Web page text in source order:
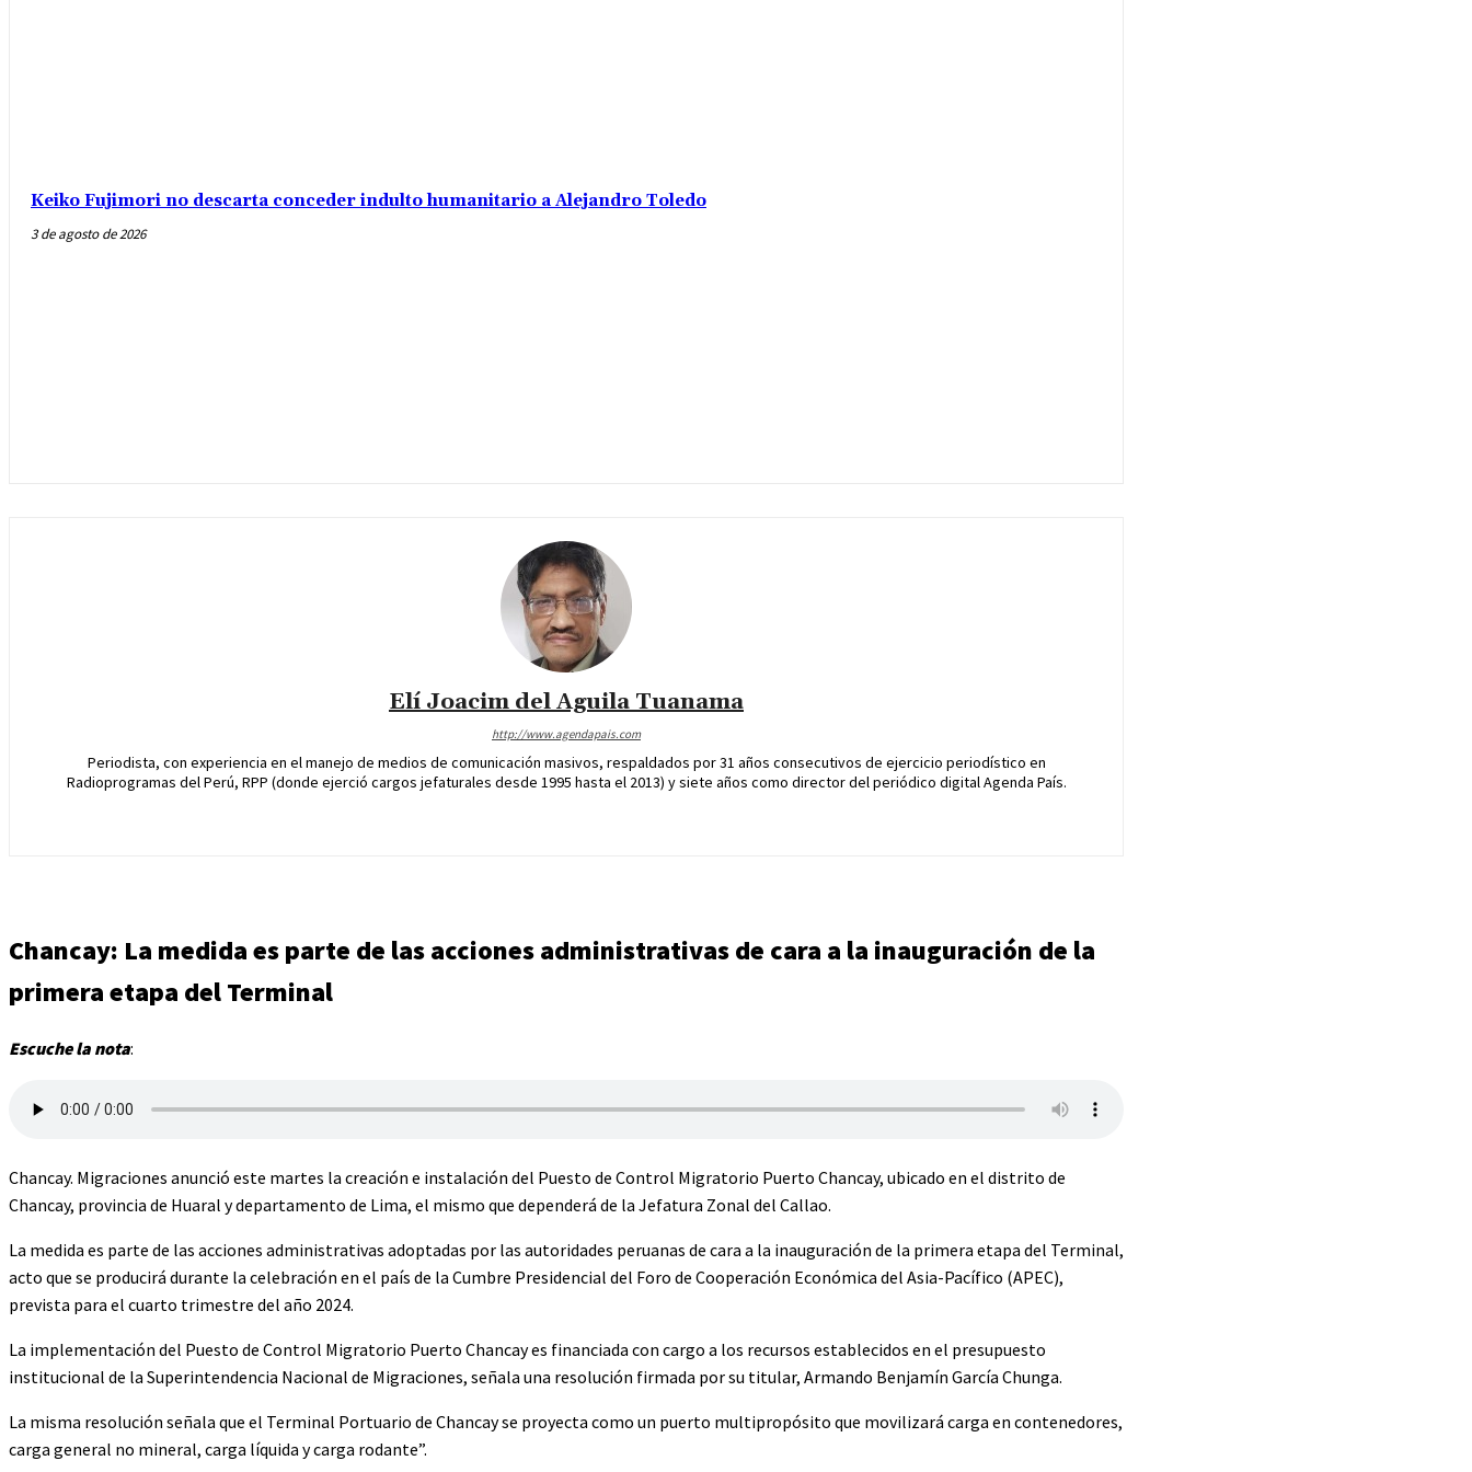
Keiko Fujimori no descarta conceder indulto humanitario a Alejandro Toledo
3 de agosto de 2026
Elí Joacim del Aguila Tuanama
http://www.agendapais.com
Periodista, con experiencia en el manejo de medios de comunicación masivos, respaldados por 31 años consecutivos de ejercicio periodístico en
Radioprogramas del Perú, RPP (donde ejerció cargos jefaturales desde 1995 hasta el 2013) y siete años como director del periódico digital Agenda País.
Chancay: La medida es parte de las acciones administrativas de cara a la inauguración de la
primera etapa del Terminal
Escuche la nota:
Chancay. Migraciones anunció este martes la creación e instalación del Puesto de Control Migratorio Puerto Chancay, ubicado en el distrito de
Chancay, provincia de Huaral y departamento de Lima, el mismo que dependerá de la Jefatura Zonal del Callao.
La medida es parte de las acciones administrativas adoptadas por las autoridades peruanas de cara a la inauguración de la primera etapa del Terminal,
acto que se producirá durante la celebración en el país de la Cumbre Presidencial del Foro de Cooperación Económica del Asia-Pacífico (APEC),
prevista para el cuarto trimestre del año 2024.
La implementación del Puesto de Control Migratorio Puerto Chancay es financiada con cargo a los recursos establecidos en el presupuesto
institucional de la Superintendencia Nacional de Migraciones, señala una resolución firmada por su titular, Armando Benjamín García Chunga.
La misma resolución señala que el Terminal Portuario de Chancay se proyecta como un puerto multipropósito que movilizará carga en contenedores,
carga general no mineral, carga líquida y carga rodante”.